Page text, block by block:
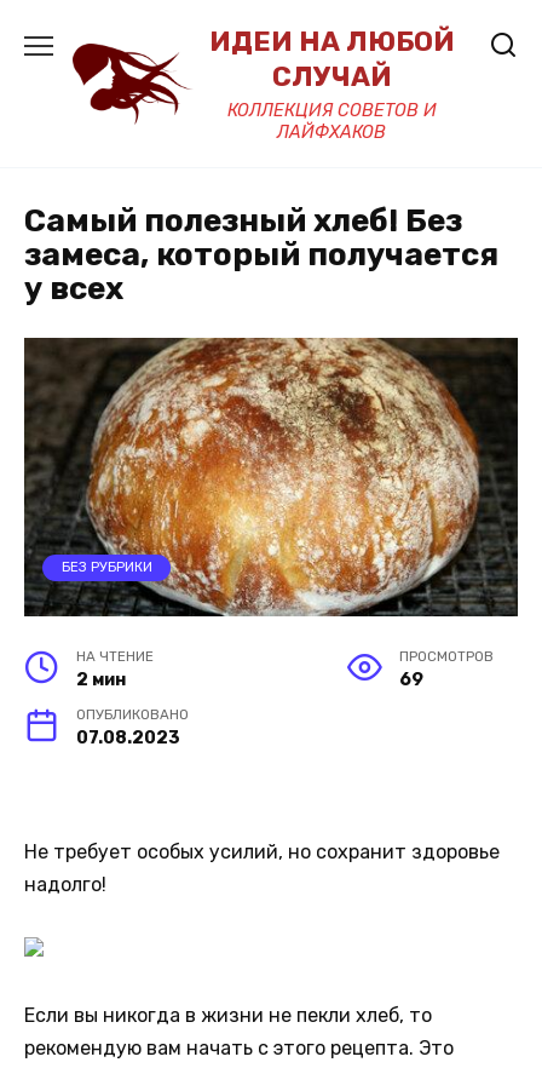
содержанию
ИДЕИ НА ЛЮБОЙ
СЛУЧАЙ
КОЛЛЕКЦИЯ СОВЕТОВ И
ЛАЙФХАКОВ
Самый полезный хлеб! Без
замеса, который получается
у всех
БЕЗ РУБРИКИ
НА ЧТЕНИЕ
2 мин
ПРОСМОТРОВ
69
ОПУБЛИКОВАНО
07.08.2023
Не требует особых усилий, но сохранит здоровье
надолго!
Если вы никогда в жизни не пекли хлеб, то
рекомендую вам начать с этого рецепта. Это